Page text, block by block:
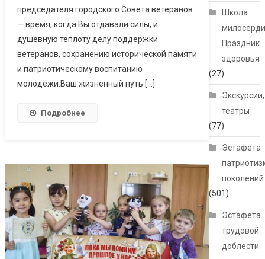
председателя городского Совета ветеранов
— время, когда Вы отдавали силы, и
душевную теплоту делу поддержки
ветеранов, сохранению исторической памяти
и патриотическому воспитанию
молодёжи.Ваш жизненный путь […]
Подробнее
Школа
Праздник
здоровья
(27)
Экскурсии,
театры
(77)
Эстафета
поколений
(501)
Эстафета
трудовой
доблести